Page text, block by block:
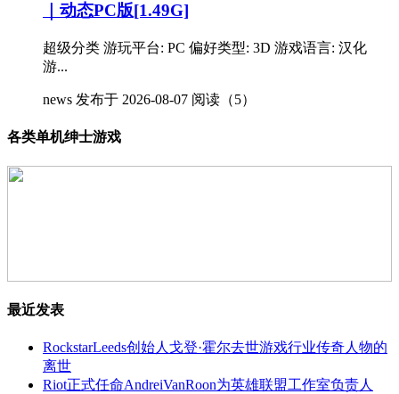
｜动态PC版[1.49G]
超级分类 游玩平台: PC 偏好类型: 3D 游戏语言: 汉化
游...
news 发布于 2026-08-07 阅读（5）
各类单机绅士游戏
最近发表
RockstarLeeds创始人戈登·霍尔去世游戏行业传奇人物的
离世
Riot正式任命AndreiVanRoon为英雄联盟工作室负责人